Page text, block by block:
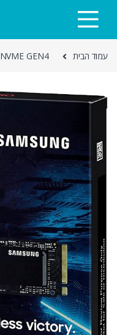
עמוד הבית NVME GEN4